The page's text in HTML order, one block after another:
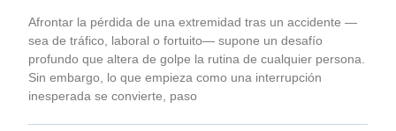
Afrontar la pérdida de una extremidad tras un accidente —
sea de tráfico, laboral o fortuito— supone un desafío
profundo que altera de golpe la rutina de cualquier persona.
Sin embargo, lo que empieza como una interrupción
inesperada se convierte, paso